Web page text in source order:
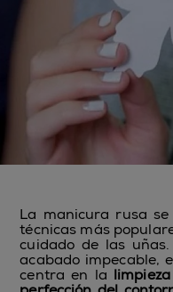
La manicura rusa
técnicas más
cuidado de las
acabado impecable,
centra en la